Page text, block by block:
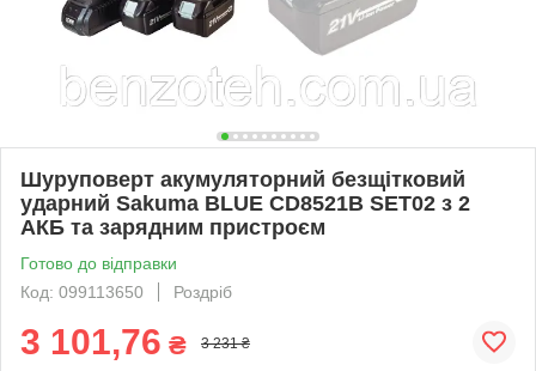
Шуруповерт акумуляторний безщітковий
ударний Sakuma BLUE CD8521B SET02 з 2
АКБ та зарядним пристроєм
Готово до відправки
Код: 099113650
Роздріб
3 101,76 ₴ 3 231 ₴